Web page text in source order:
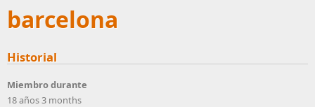
barcelona
Historial
Miembro durante
18 años 3 months